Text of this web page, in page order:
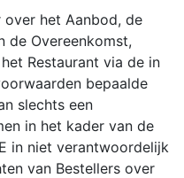
het Aanbod, de
de Overeenkomst,
Restaurant via de in
bepaalde
slechts een
in het kader van de
in niet verantwoordelijk
van Bestellers over